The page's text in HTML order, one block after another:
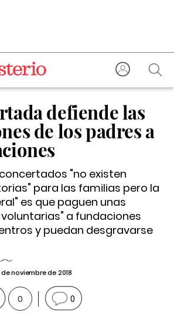
defiende las
de los padres a
"no existen
para las familias pero la
es que paguen unas
a fundaciones
y puedan desgravarse
noviembre de 2018
0 0